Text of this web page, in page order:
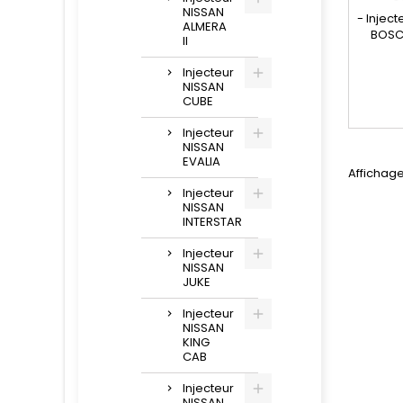
NISSAN
ALMERA
II
Injecteur
NISSAN
CUBE
Injecteur
NISSAN
EVALIA
Injecteur
NISSAN
INTERSTAR
Injecteur
NISSAN
JUKE
Injecteur
NISSAN
KING
CAB
Injecteur
-
986
,
,
2.5